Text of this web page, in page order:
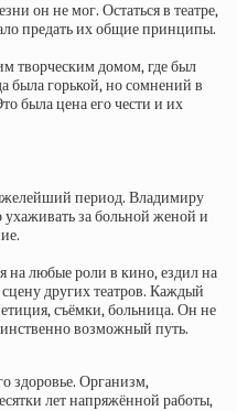
он не мог. Остаться в театре,
предать их общие принципы.
творческим домом, где был
была горькой, но сомнений в
была цена его чести и их
период. Владимиру
за больной женой и
на любые роли в кино, ездил на
других театров. Каждый
съёмки, больница. Он не
возможный путь.
здоровье. Организм,
лет напряжённой работы,